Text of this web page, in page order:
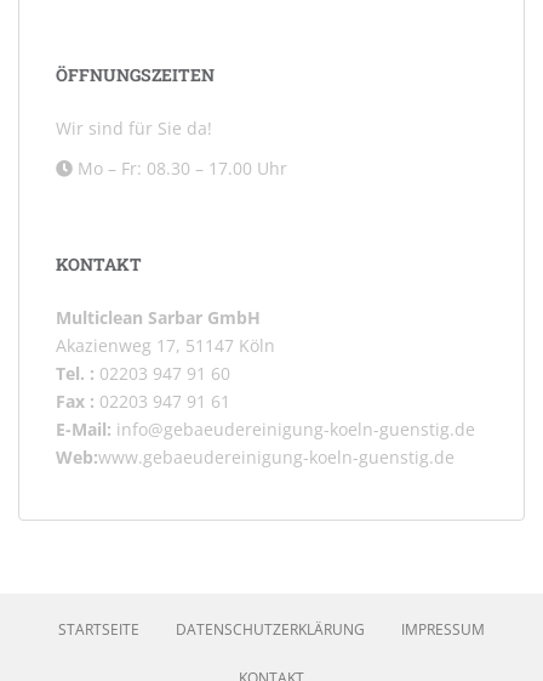
ÖFFNUNGSZEITEN
Wir sind für Sie da!
Mo – Fr: 08.30 – 17.00 Uhr
KONTAKT
Multiclean Sarbar GmbH
Akazienweg 17, 51147 Köln
Tel. : 02203 947 91 60
Fax : 02203 947 91 61
E-Mail: info@gebaeudereinigung-koeln-guenstig.de
Web:www.gebaeudereinigung-koeln-guenstig.de
STARTSEITE DATENSCHUTZERKLÄRUNG IMPRESSUM